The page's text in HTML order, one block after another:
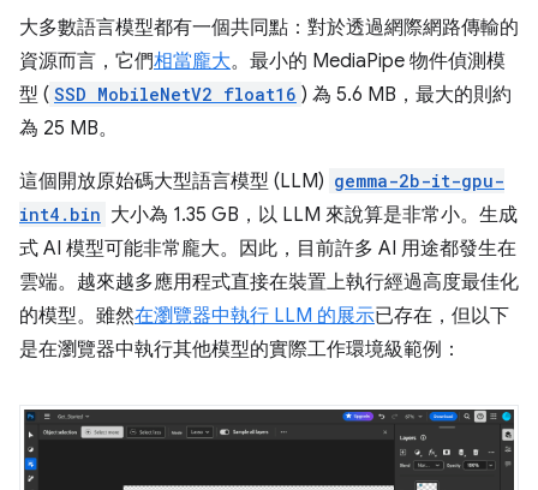
大多數語言模型都有一個共同點：對於透過網際網路傳輸的
資源而言，它們相當龐大。最小的 MediaPipe 物件偵測模
型 ( SSD MobileNetV2 float16 ) 為 5.6 MB，最大的則約
為 25 MB。
這個開放原始碼大型語言模型 (LLM) gemma-2b-it-gpu-
int4.bin 大小為 1.35 GB，以 LLM 來說算是非常小。生成
式 AI 模型可能非常龐大。因此，目前許多 AI 用途都發生在
雲端。越來越多應用程式直接在裝置上執行經過高度最佳化
的模型。雖然在瀏覽器中執行 LLM 的展示已存在，但以下
是在瀏覽器中執行其他模型的實際工作環境級範例：